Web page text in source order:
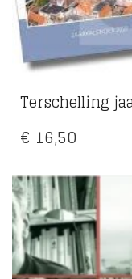
Terschelling
€ 16,50